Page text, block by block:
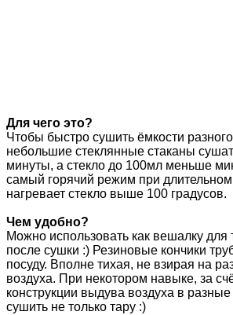
Для чего это?
Чтобы быстро сушить ёмкости
небольшие стеклянные стаканы
минуты, а стекло до 100мл меньше
самый горячий режим при длительном
нагревает стекло выше 100 градусов.
Чем удобно?
Можно использовать как вешалку
после сушки :) Резиновые кончики
посуду. Вполне тихая, не взирая на
воздуха. При некотором навыке, за
конструкции выдува воздуха в
сушить не только тару :)